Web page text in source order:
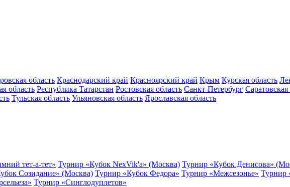
область Краснодарский край Красноярский край Крым Курская область
область Республика Татарстан Ростовская область Санкт-Петербург Саратовская
Тульская область Ульяновская область Ярославская область
тет-а-тет» Турнир «Кубок NexVik'a» (Москва) Турнир «Кубок Денисова»
Созидание» (Москва) Турнир «Кубок Федора» Турнир «Межсезонье» Турнир
Турнир «Синглодуплетов»